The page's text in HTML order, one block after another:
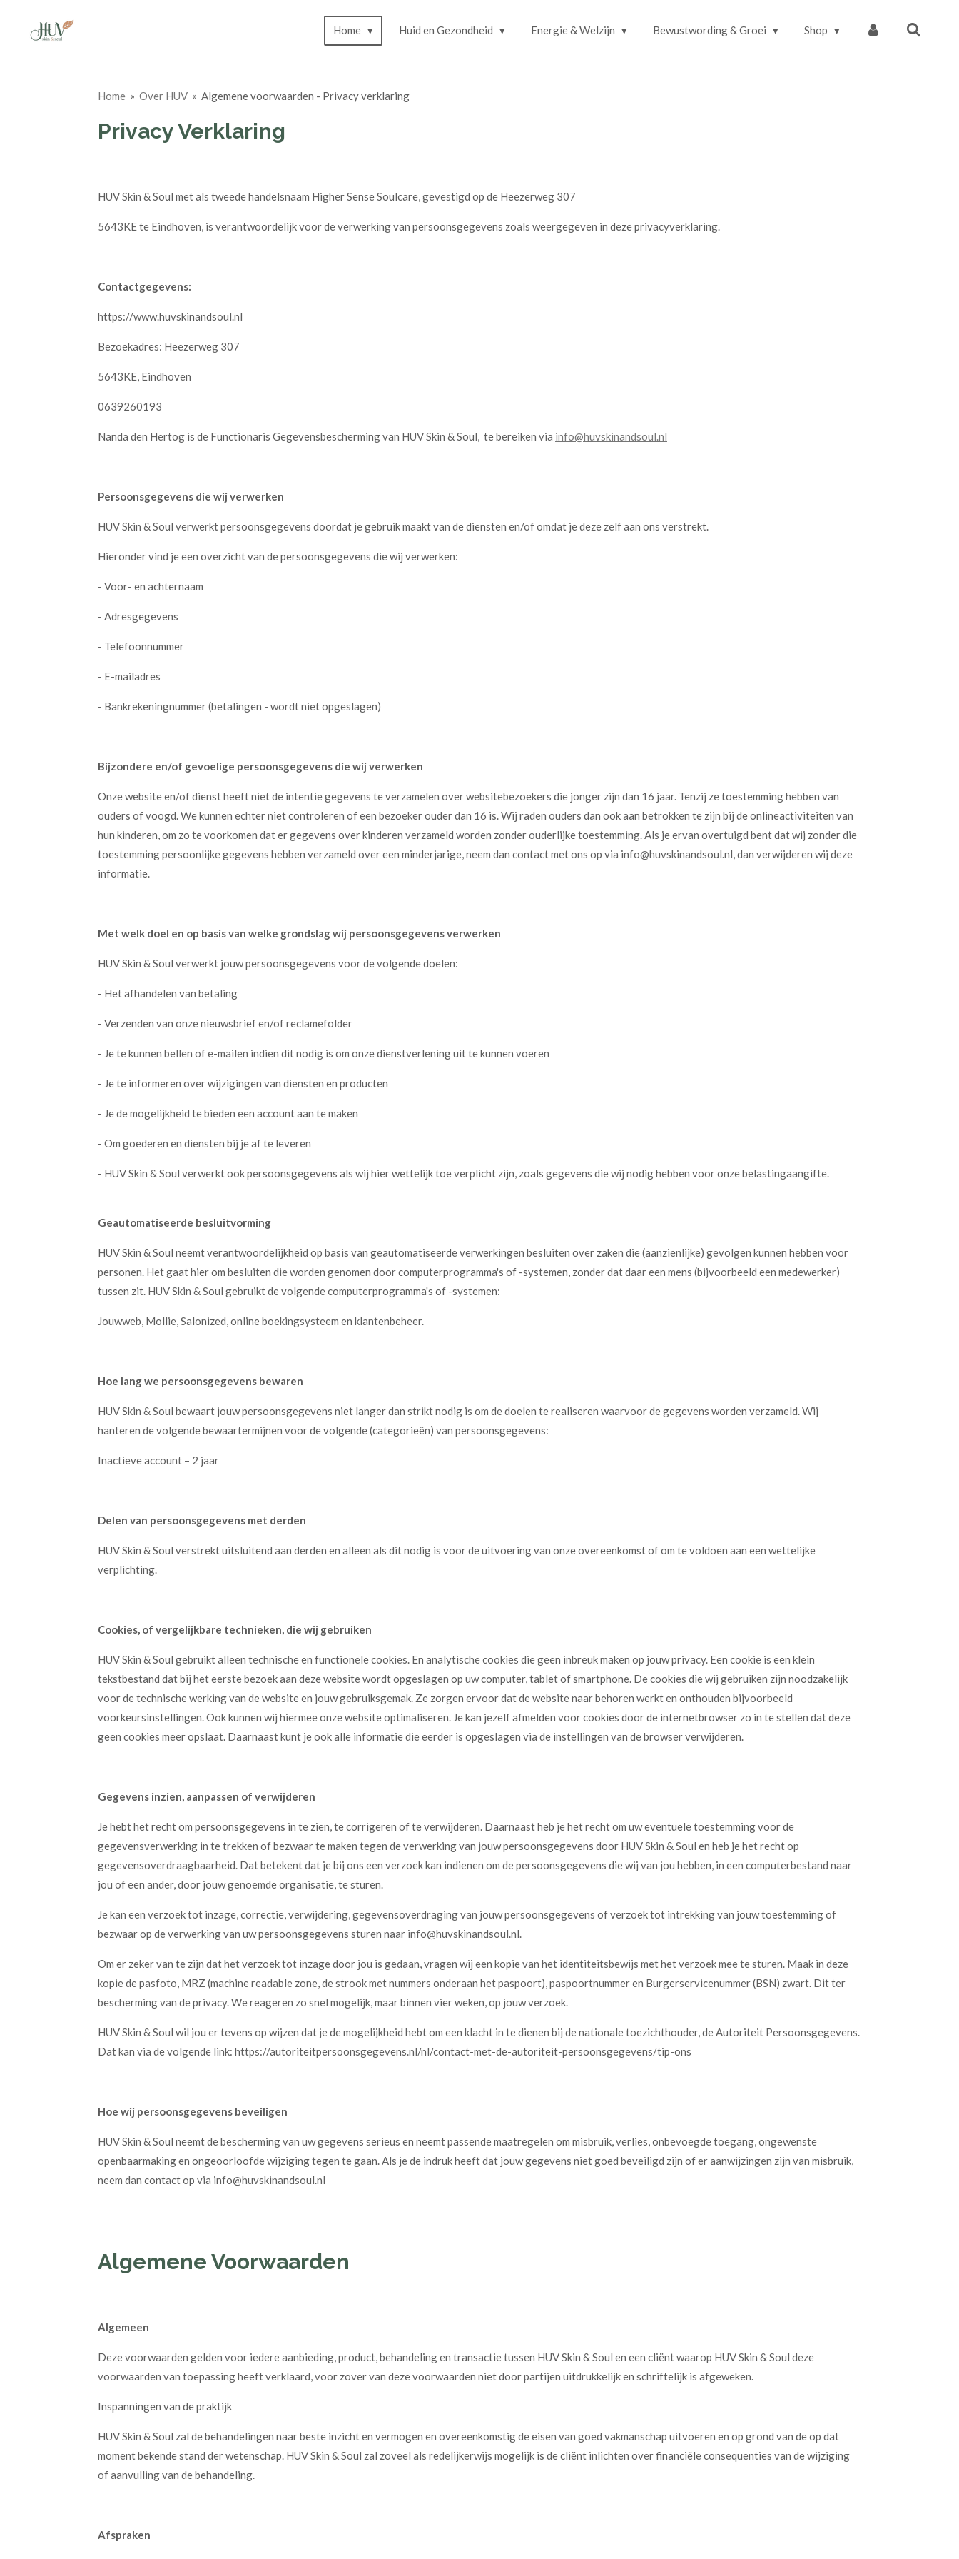
direct
Home Huid en Gezondheid Energie & Welzijn Bewustwording & Groei Shop
Home » Over HUV » Algemene voorwaarden - Privacy verklaring
Privacy Verklaring
HUV Skin & Soul met als tweede handelsnaam Higher Sense Soulcare, gevestigd op de Heezerweg 307
5643KE te Eindhoven, is verantwoordelijk voor de verwerking van persoonsgegevens zoals weergegeven in deze privacyverklaring.
Contactgegevens:
https://www.huvskinandsoul.nl
Bezoekadres: Heezerweg 307
5643KE, Eindhoven
0639260193
Nanda den Hertog is de Functionaris Gegevensbescherming van HUV Skin & Soul, te bereiken via info@huvskinandsoul.nl
Persoonsgegevens die wij verwerken
HUV Skin & Soul verwerkt persoonsgegevens doordat je gebruik maakt van de diensten en/of omdat je deze zelf aan ons verstrekt.
Hieronder vind je een overzicht van de persoonsgegevens die wij verwerken:
- Voor- en achternaam
- Adresgegevens
- Telefoonnummer
- E-mailadres
- Bankrekeningnummer(betalingen - wordt niet opgeslagen)
Bijzondere en/of gevoelige persoonsgegevens die wij verwerken
Onze website en/of dienst heeft niet de intentie gegevens te verzamelen over websitebezoekers die jonger zijn dan 16 jaar. Tenzij ze toestemming hebben van
ouders of voogd. We kunnen echter niet controleren of een bezoeker ouder dan 16 is. Wij raden ouders dan ook aan betrokken te zijn bij de onlineactiviteiten van
hun kinderen, om zo te voorkomen dat er gegevens over kinderen verzameld worden zonder ouderlijke toestemming. Als je ervan overtuigd bent dat wij zonder die
toestemming persoonlijke gegevens hebben verzameld over een minderjarige, neem dan contact met ons op via info@huvskinandsoul.nl, dan verwijderen wij deze
informatie.
Met welk doel en op basis van welke grondslag wij persoonsgegevens verwerken
HUV Skin & Soul verwerkt jouw persoonsgegevens voor de volgende doelen:
- Het afhandelen van betaling
- Verzenden van onze nieuwsbrief en/of reclamefolder
- Je te kunnen bellen of e-mailen indien dit nodig is om onze dienstverlening uit te kunnen voeren
- Je te informeren over wijzigingen van diensten en producten
- Je de mogelijkheid te bieden een account aan te maken
- Om goederen en diensten bij je af te leveren
- HUV Skin & Soul verwerkt ook persoonsgegevens als wij hier wettelijk toe verplicht zijn, zoals gegevens die wij nodig hebben voor onze belastingaangifte.
Geautomatiseerde besluitvorming
HUV Skin & Soul neemt verantwoordelijkheid op basis van geautomatiseerde verwerkingen besluiten over zaken die (aanzienlijke) gevolgen kunnen hebben voor
personen. Het gaat hier om besluiten die worden genomen door computerprogramma's of -systemen, zonder dat daar een mens (bijvoorbeeld een medewerker)
tussen zit. HUV Skin & Soul gebruikt de volgende computerprogramma's of -systemen:
Jouwweb, Mollie, Salonized, online boekingsysteem en klantenbeheer.
Hoe lang we persoonsgegevens bewaren
HUV Skin & Soul bewaart jouw persoonsgegevens niet langer dan strikt nodig is om de doelen te realiseren waarvoor de gegevens worden verzameld. Wij
hanteren de volgende bewaartermijnen voor de volgende (categorieën) van persoonsgegevens:
Inactieve account – 2 jaar
Delen van persoonsgegevens met derden
HUV Skin & Soul verstrekt uitsluitend aan derden en alleen als dit nodig is voor de uitvoering van onze overeenkomst of om te voldoen aan een wettelijke
verplichting.
Cookies, of vergelijkbare technieken, die wij gebruiken
HUV Skin & Soul gebruikt alleen technische en functionele cookies. En analytische cookies die geen inbreuk maken op jouw privacy. Een cookie is een klein
tekstbestand dat bij het eerste bezoek aan deze website wordt opgeslagen op uw computer, tablet of smartphone. De cookies die wij gebruiken zijn noodzakelijk
voor de technische werking van de website en jouw gebruiksgemak. Ze zorgen ervoor dat de website naar behoren werkt en onthouden bijvoorbeeld
voorkeursinstellingen. Ook kunnen wij hiermee onze website optimaliseren. Je kan jezelf afmelden voor cookies door de internetbrowser zo in te stellen dat deze
geen cookies meer opslaat. Daarnaast kunt je ook alle informatie die eerder is opgeslagen via de instellingen van de browser verwijderen.
Gegevens inzien, aanpassen of verwijderen
Je hebt het recht om persoonsgegevens in te zien, te corrigeren of te verwijderen. Daarnaast heb je het recht om uw eventuele toestemming voor de
gegevensverwerking in te trekken of bezwaar te maken tegen de verwerking van jouw persoonsgegevens door HUV Skin & Soul en heb je het recht op
gegevensoverdraagbaarheid. Dat betekent dat je bij ons een verzoek kan indienen om de persoonsgegevens die wij van jou hebben, in een computerbestand naar
jou of een ander, door jouw genoemde organisatie, te sturen.
Je kan een verzoek tot inzage, correctie, verwijdering, gegevensoverdraging van jouw persoonsgegevens of verzoek tot intrekking van jouw toestemming of
bezwaar op de verwerking van uw persoonsgegevens sturen naar info@huvskinandsoul.nl.
Om er zeker van te zijn dat het verzoek tot inzage door jou is gedaan, vragen wij een kopie van het identiteitsbewijs met het verzoek mee te sturen. Maak in deze
kopie de pasfoto, MRZ (machine readable zone, de strook met nummers onderaan het paspoort), paspoortnummer en Burgerservicenummer (BSN) zwart. Dit ter
bescherming van de privacy. We reageren zo snel mogelijk, maar binnen vier weken, op jouw verzoek.
HUV Skin & Soul wil jou er tevens op wijzen dat je de mogelijkheid hebt om een klacht in te dienen bij de nationale toezichthouder, de Autoriteit Persoonsgegevens.
Dat kan via de volgende link: https://autoriteitpersoonsgegevens.nl/nl/contact-met-de-autoriteit-persoonsgegevens/tip-ons
Hoe wij persoonsgegevens beveiligen
HUV Skin & Soul neemt de bescherming van uw gegevens serieus en neemt passende maatregelen om misbruik, verlies, onbevoegde toegang, ongewenste
openbaarmaking en ongeoorloofde wijziging tegen te gaan. Als je de indruk heeft dat jouw gegevens niet goed beveiligd zijn of er aanwijzingen zijn van misbruik,
neem dan contact op via info@huvskinandsoul.nl
Algemene Voorwaarden
Algemeen
Deze voorwaarden gelden voor iedere aanbieding, product, behandeling en transactie tussen HUV Skin & Soul en een cliënt waarop HUV Skin & Soul deze
voorwaarden van toepassing heeft verklaard, voor zover van deze voorwaarden niet door partijen uitdrukkelijk en schriftelijk is afgeweken.
Inspanningen van de praktijk
HUV Skin & Soul zal de behandelingen naar beste inzicht en vermogen en overeenkomstig de eisen van goed vakmanschap uitvoeren en op grond van de op dat
moment bekende stand der wetenschap. HUV Skin & Soul zal zoveel als redelijkerwijs mogelijk is de cliënt inlichten over financiële consequenties van de wijziging
of aanvulling van de behandeling.
Afspraken